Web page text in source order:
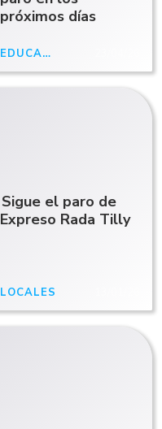
próximos días
EDUCACIÓN
Sigue el paro de
Expreso Rada Tilly
LOCALES